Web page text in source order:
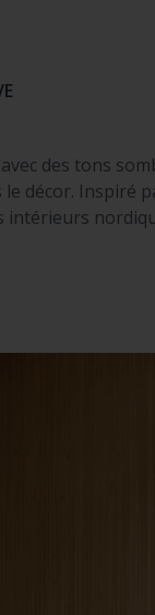
des tons
décor. Inspiré
intérieurs